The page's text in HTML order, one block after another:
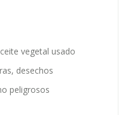
vegetal usado
desechos
peligrosos